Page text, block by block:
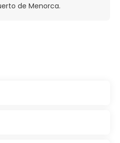
de Menorca.